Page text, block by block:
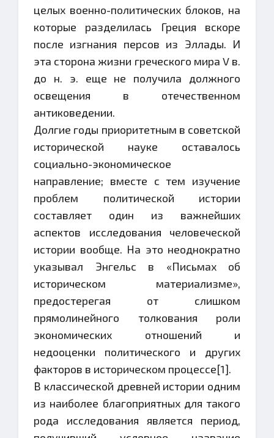
целых военно-политических блоков, на
которые разделилась Греция вскоре
после изгнания персов из Эллады. И
эта сторона жизни греческого мира V в.
до н. э. еще не получила должного
освещения в отечественном
антиковедении.
Долгие годы приоритетным в советской
исторической науке оставалось
социально-экономическое
направление; вместе с тем изучение
проблем политической истории
составляет один из важнейших
аспектов исследования человеческой
истории вообще. На это неоднократно
указывал Энгельс в «Письмах об
историческом материализме»,
предостерегая от слишком
прямолинейного толкования роли
экономических отношений и
недооценки политического и других
факторов в историческом процессе[1].
В классической древней истории одним
из наиболее благоприятных для такого
рода исследования является период,